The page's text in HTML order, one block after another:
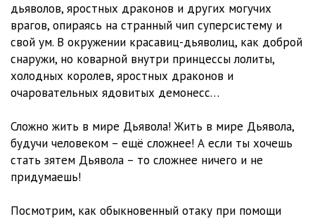
Глава 14 12:32
Глава 15
дьяволов, яростных драконов и других могучих
врагов, опираясь на странный чип суперсистему и
свой ум. В окружении красавиц-дьяволиц, как доброй
снаружи, но коварной внутри принцессы лолиты,
холодных королев, яростных драконов и
очаровательных ядовитых демонесс…
Сложно жить в мире Дьявола! Жить в мире Дьявола,
будучи человеком – ещё сложнее! А если ты хочешь
стать зятем Дьявола – то сложнее ничего и не
придумаешь!
Посмотрим, как обыкновенный отаку при помощи